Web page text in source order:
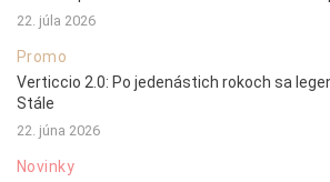
22. júla 2026
Promo
Verticcio 2.0: Po jedenástich rokoch sa
Stále
22. júna 2026
Novinky